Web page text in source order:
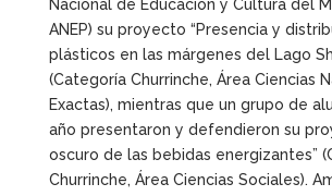
Nacional de Educación y Cultura del
ANEP) su proyecto “Presencia y
plásticos en las márgenes del Lago
(Categoría Churrinche, Área Ciencias
Exactas), mientras que un grupo de
año presentaron y defendieron su
oscuro de las bebidas energizantes”
Churrinche, Área Ciencias Sociales).